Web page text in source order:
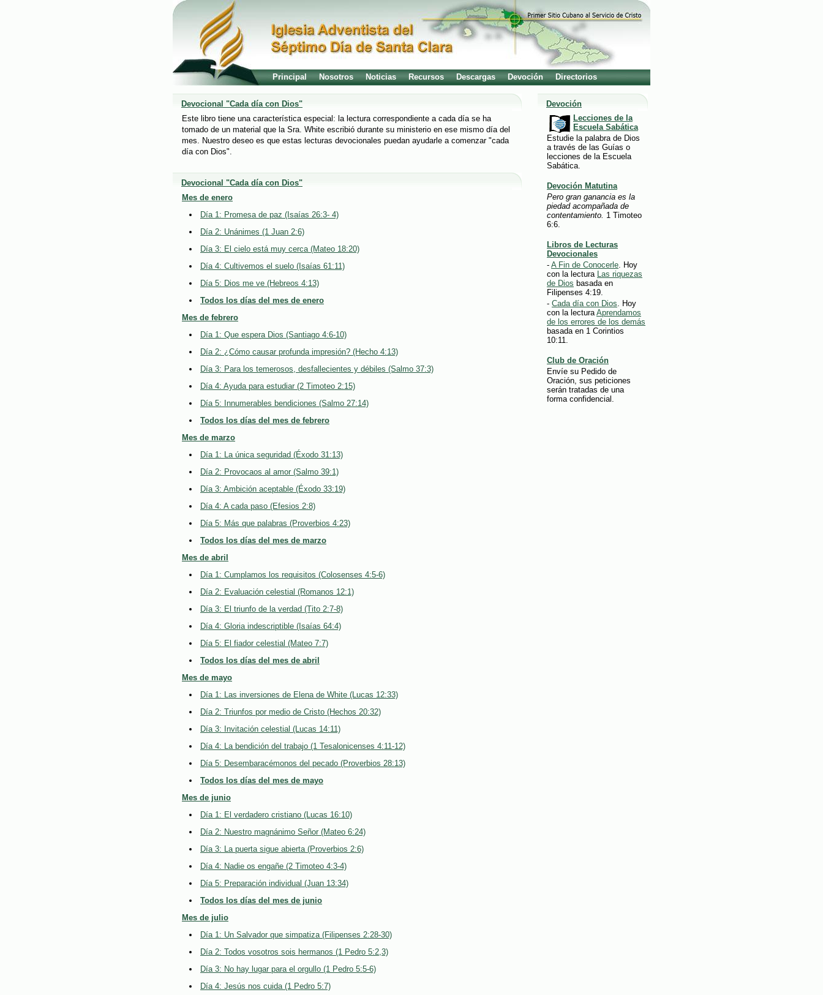
Principal Nosotros Noticias Recursos Descargas Devoción Directorios
Devocional "Cada día con Dios"
Este libro tiene una característica especial: la lectura correspondiente a cada día se ha
tomado de un material que la Sra. White escribió durante su ministerio en ese mismo día del
mes. Nuestro deseo es que estas lecturas devocionales puedan ayudarle a comenzar "cada
día con Dios".
Devocional "Cada día con Dios"
Mes de enero
Día 1: Promesa de paz (Isaías 26:3- 4)
Día 2: Unánimes (1 Juan 2:6)
Día 3: El cielo está muy cerca (Mateo 18:20)
Día 4: Cultivemos el suelo (Isaías 61:11)
Día 5: Dios me ve (Hebreos 4:13)
Todos los días del mes de enero
Mes de febrero
Día 1: Que espera Dios (Santiago 4:6-10)
Día 2: ¿Cómo causar profunda impresión? (Hecho 4:13)
Día 3: Para los temerosos, desfallecientes y débiles (Salmo 37:3)
Día 4: Ayuda para estudiar (2 Timoteo 2:15)
Día 5: Innumerables bendiciones (Salmo 27:14)
Todos los días del mes de febrero
Mes de marzo
Día 1: La única seguridad (Éxodo 31:13)
Día 2: Provocaos al amor (Salmo 39:1)
Día 3: Ambición aceptable (Éxodo 33:19)
Día 4: A cada paso (Efesios 2:8)
Día 5: Más que palabras (Proverbios 4:23)
Todos los días del mes de marzo
Mes de abril
Día 1: Cumplamos los requisitos (Colosenses 4:5-6)
Día 2: Evaluación celestial (Romanos 12:1)
Día 3: El triunfo de la verdad (Tito 2:7-8)
Día 4: Gloria indescriptible (Isaías 64:4)
Día 5: El fiador celestial (Mateo 7:7)
Todos los días del mes de abril
Mes de mayo
Día 1: Las inversiones de Elena de White (Lucas 12:33)
Día 2: Triunfos por medio de Cristo (Hechos 20:32)
Día 3: Invitación celestial (Lucas 14:11)
Día 4: La bendición del trabajo (1 Tesalonicenses 4:11-12)
Día 5: Desembaracémonos del pecado (Proverbios 28:13)
Todos los días del mes de mayo
Mes de junio
Día 1: El verdadero cristiano (Lucas 16:10)
Día 2: Nuestro magnánimo Señor (Mateo 6:24)
Día 3: La puerta sigue abierta (Proverbios 2:6)
Día 4: Nadie os engañe (2 Timoteo 4:3-4)
Día 5: Preparación individual (Juan 13:34)
Todos los días del mes de junio
Mes de julio
Día 1: Un Salvador que simpatiza (Filipenses 2:28-30)
Día 2: Todos vosotros sois hermanos (1 Pedro 5:2,3)
Día 3: No hay lugar para el orgullo (1 Pedro 5:5-6)
Día 4: Jesús nos cuida (1 Pedro 5:7)
Devoción
Lecciones de la
Escuela Sabática
Estudie la palabra de Dios
a través de las Guías o
lecciones de la Escuela
Sabática.
Devoción Matutina
Pero gran ganancia es la
piedad acompañada de
contentamiento. 1 Timoteo
6:6.
Libros de Lecturas
Devocionales
- A Fin de Conocerle. Hoy
con la lectura Las riquezas
de Dios basada en
Filipenses 4:19.
- Cada día con Dios. Hoy
con la lecturaAprendamos
de los errores de los demás
basada en 1 Corintios
10:11.
Club de Oración
Envíe su Pedido de
Oración, sus peticiones
serán tratadas de una
forma confidencial.